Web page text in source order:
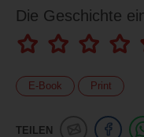
Die Geschichte
E-Book Print
TEILEN